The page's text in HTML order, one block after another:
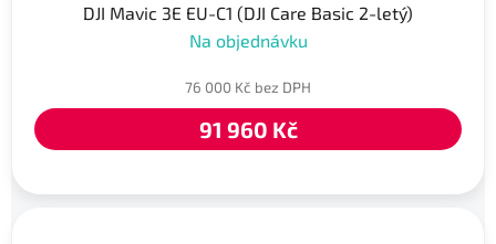
DJI Mavic 3E EU-C1 (DJI Care Basic 2-letý)
Na objednávku
76 000 Kč bez DPH
91 960 Kč